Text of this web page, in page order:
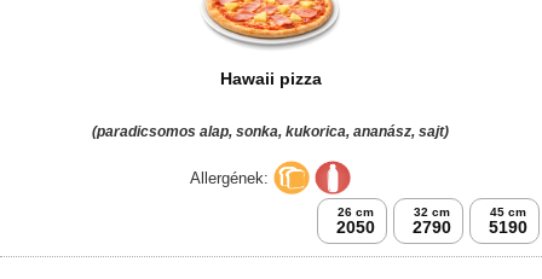
Hawaii pizza
(paradicsomos alap, sonka, kukorica, ananász, sajt)
Allergének:
26 cm
2050
32 cm
2790
45 cm
5190